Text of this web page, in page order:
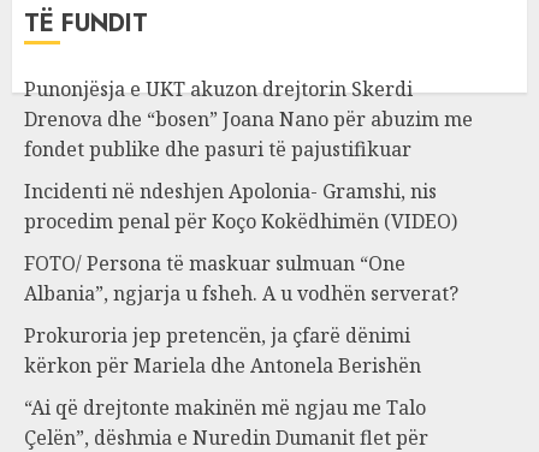
TË FUNDIT
Punonjësja e UKT akuzon drejtorin Skerdi
Drenova dhe “bosen” Joana Nano për abuzim me
fondet publike dhe pasuri të pajustifikuar
Incidenti në ndeshjen Apolonia- Gramshi, nis
procedim penal për Koço Kokëdhimën (VIDEO)
FOTO/ Persona të maskuar sulmuan “One
Albania”, ngjarja u fsheh. A u vodhën serverat?
Prokuroria jep pretencën, ja çfarë dënimi
kërkon për Mariela dhe Antonela Berishën
“Ai që drejtonte makinën më ngjau me Talo
Çelën”, dëshmia e Nuredin Dumanit flet për